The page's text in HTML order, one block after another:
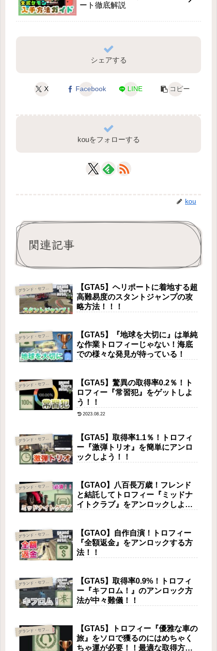
ート徹底解説
シェアする
X Facebook LINE コピー
kouをフォローする
kou
関連記事
グ ランド・セフト・オートⅤ
【GTA5】ヘリポートに着地する超
高難易度のスタントジャンプの攻
略方法！！！
グ ランド・セフト・オートⅤ
【GTA5】『地球を大切に』は単純
な作業トロフィーじゃない！海底
での様々な発見が待っている！
グ ランド・セフト・オートⅤ
【GTA5】驚異の取得率0.2％！ト
ロフィー『常習犯』をゲットしよ
う！！
2023.08.22
グ ランド・セフト・オートⅤ
【GTA5】取得率1.1％！トロフィ
ー『激弾トリオ』を簡単にアンロ
ックしよう！！
グ ランド・セフト・オートⅤ
【GTAO】八百長万歳！フレンド
と結託してトロフィー『ミッドナ
イトクラブ』をアンロックしよ
グ ランド・セフト・オートⅤ
【GTAO】自作自演！トロフィー
『全額返金』をアンロックする方
法！！
グ ランド・セフト・オートⅤ
【GTA5】取得率0.9%！トロフィ
ー『キフロム！』のアンロック方
法が中々難儀！！
グ ランド・セフト・オートⅤ
【GTA5】トロフィー『優雅な車の
旅』をソロで獲るのにはめちゃく
ちゃ運が必要！！最適な取得方法